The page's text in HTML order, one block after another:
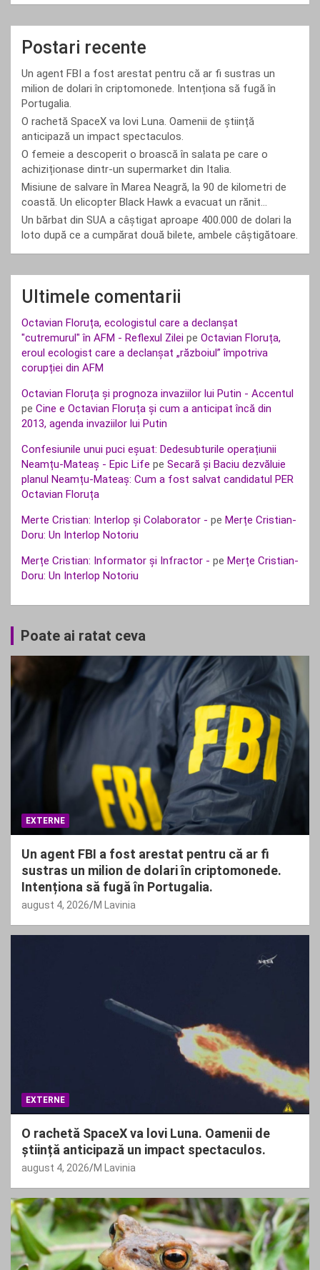
Postari recente
Un agent FBI a fost arestat pentru că ar fi sustras un
milion de dolari în criptomonede. Intenționa să fugă în
Portugalia.
O rachetă SpaceX va lovi Luna. Oamenii de știință
anticipază un impact spectaculos.
O femeie a descoperit o broască în salata pe care o
achiziționase dintr-un supermarket din Italia.
Misiune de salvare în Marea Neagră, la 90 de kilometri de
coastă. Un elicopter Black Hawk a evacuat un rănit…
Un bărbat din SUA a câștigat aproape 400.000 de dolari la
loto după ce a cumpărat două bilete, ambele câștigătoare.
Ultimele comentarii
Octavian Floruța, ecologistul care a declanșat
"cutremurul" în AFM - Reflexul Zilei pe Octavian Floruța,
eroul ecologist care a declanșat „războiul” împotriva
corupției din AFM
Octavian Floruța și prognoza invaziilor lui Putin - Accentul
pe Cine e Octavian Floruța și cum a anticipat încă din
2013, agenda invaziilor lui Putin
Confesiunile unui puci eșuat: Dedesubturile operațiunii
Neamțu-Mateaș - Epic Life pe Secară și Baciu dezvăluie
planul Neamțu-Mateaș: Cum a fost salvat candidatul PER
Octavian Floruța
Merte Cristian: Interlop și Colaborator - pe Merțe Cristian-
Doru: Un Interlop Notoriu
Merțe Cristian: Informator și Infractor - pe Merțe Cristian-
Doru: Un Interlop Notoriu
Poate ai ratat ceva
EXTERNE
Un agent FBI a fost arestat pentru că ar fi
sustras un milion de dolari în criptomonede.
Intenționa să fugă în Portugalia.
august 4, 2026 M Lavinia
EXTERNE
O rachetă SpaceX va lovi Luna. Oamenii de
știință anticipază un impact spectaculos.
august 4, 2026 M Lavinia